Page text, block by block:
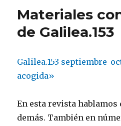
Materiales
de Galilea.153
Galilea.153 septiembre-
acogida»
En esta revista hablamos
demás. También en